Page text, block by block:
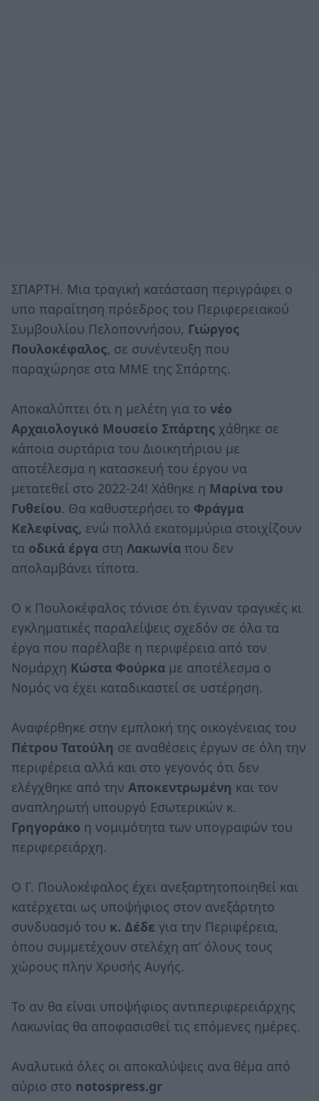
ΣΠΑΡΤΗ. Μια τραγική κατάσταση περιγράφει ο
υπο παραίτηση πρόεδρος του Περιφερειακού
Συμβουλίου Πελοποννήσου, Γιώργος
Πουλοκέφαλος, σε συνέντευξη που
παραχώρησε στα ΜΜΕ της Σπάρτης.
Αποκαλύπτει ότι η μελέτη για το νέο
Αρχαιολογικό Μουσείο Σπάρτης χάθηκε σε
κάποια συρτάρια του Διοικητήριου με
αποτέλεσμα η κατασκευή του έργου να
μετατεθεί στο 2022-24! Χάθηκε η Μαρίνα του
Γυθείου. Θα καθυστερήσει το Φράγμα
Κελεφίνας, ενώ πολλά εκατομμύρια στοιχίζουν
τα οδικά έργα στη Λακωνία που δεν
απολαμβάνει τίποτα.
Ο κ Πουλοκέφαλος τόνισε ότι έγιναν τραγικές κι
εγκληματικές παραλείψεις σχεδόν σε όλα τα
έργα που παρέλαβε η περιφέρεια από τον
Νομάρχη Κώστα Φούρκα με αποτέλεσμα ο
Νομός να έχει καταδικαστεί σε υστέρηση.
Αναφέρθηκε στην εμπλοκή της οικογένειας του
Πέτρου Τατούλη σε αναθέσεις έργων σε όλη την
περιφέρεια αλλά και στο γεγονός ότι δεν
ελέγχθηκε από την Αποκεντρωμένη και τον
αναπληρωτή υπουργό Εσωτερικών κ.
Γρηγοράκο η νομιμότητα των υπογραφών του
περιφερειάρχη.
Ο Γ. Πουλοκέφαλος έχει ανεξαρτητοποιηθεί και
κατέρχεται ως υποψήφιος στον ανεξάρτητο
συνδυασμό του κ. Δέδε για την Περιφέρεια,
όπου συμμετέχουν στελέχη απ’ όλους τους
χώρους πλην Χρυσής Αυγής.
Το αν θα είναι υποψήφιος αντιπεριφερειάρχης
Λακωνίας θα αποφασισθεί τις επόμενες ημέρες.
Αναλυτικά όλες οι αποκαλύψεις ανα θέμα από
αύριο στο notospress.gr